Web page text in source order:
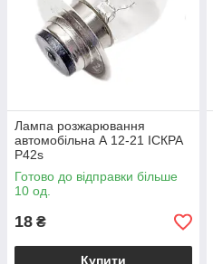
Лампа розжарювання
автомобільна А 12-21 ІСКРА
P42s
Готово до відправки більше
10 од.
18 ₴
Купити